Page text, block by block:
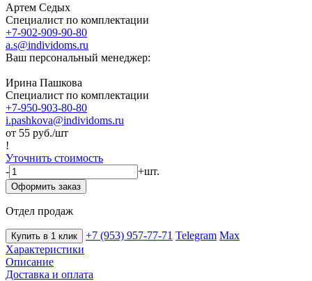
Артем Седых
Специалист по комплектации
+7-902-909-90-80
a.s@individoms.ru
Ваш персональный менеджер:
Ирина Пашкова
Специалист по комплектации
+7-950-903-80-80
i.pashkova@individoms.ru
от 55 руб./шт
!
Уточнить стоимость
-
+шт.
Оформить заказ
Отдел продаж
Купить в 1 клик +7 (953) 957-77-71 Telegram Max
Характеристики
Описание
Доставка и оплата